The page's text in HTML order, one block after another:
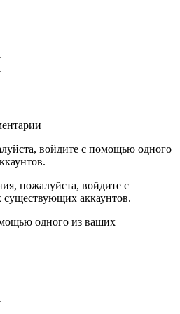
войдите с помощью одного
пожалуйста, войдите с
аккаунтов.
одного из ваших